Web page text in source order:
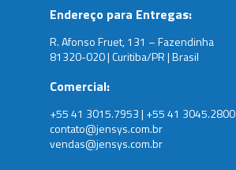
Endereço para Entregas:
R. Afonso Fruet, 131 – Fazendinha
81320-020 | Curitiba/PR | Brasil
Comercial:
+55 41 3015.7953 | +55 41 3045.2800
contato@jensys.com.br
vendas@jensys.com.br